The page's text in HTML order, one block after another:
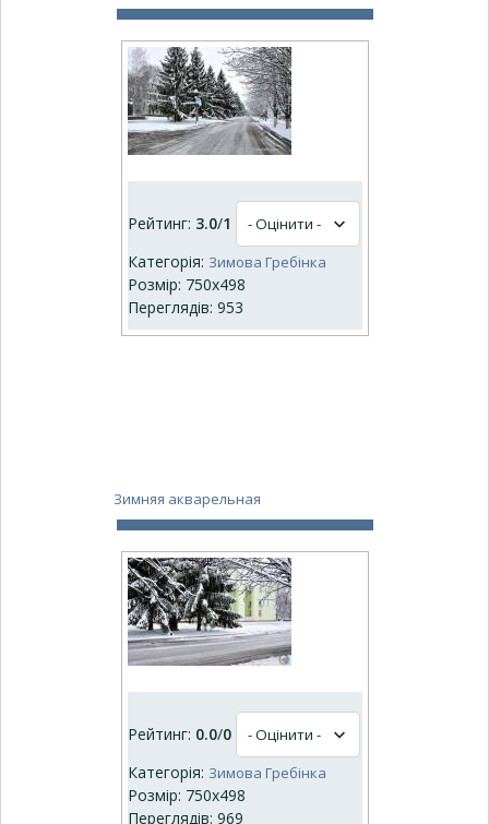
Рейтинг: 3.0/1
Категорія: Зимова Гребінка
Розмір: 750x498
Переглядів: 953
Зимняя акварельная
Рейтинг: 0.0/0
Категорія: Зимова Гребінка
Розмір: 750x498
Переглядів: 969